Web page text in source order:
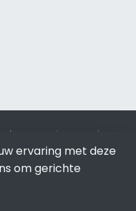
door SEO-bureau
Lion
resultaten?SEO
is onderdeel van Lion
ervaring met deze
om gerichte